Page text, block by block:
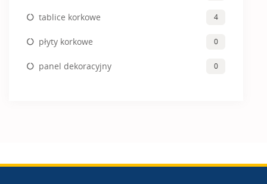
tablice korkowe 4
płyty korkowe 0
panel dekoracyjny 0